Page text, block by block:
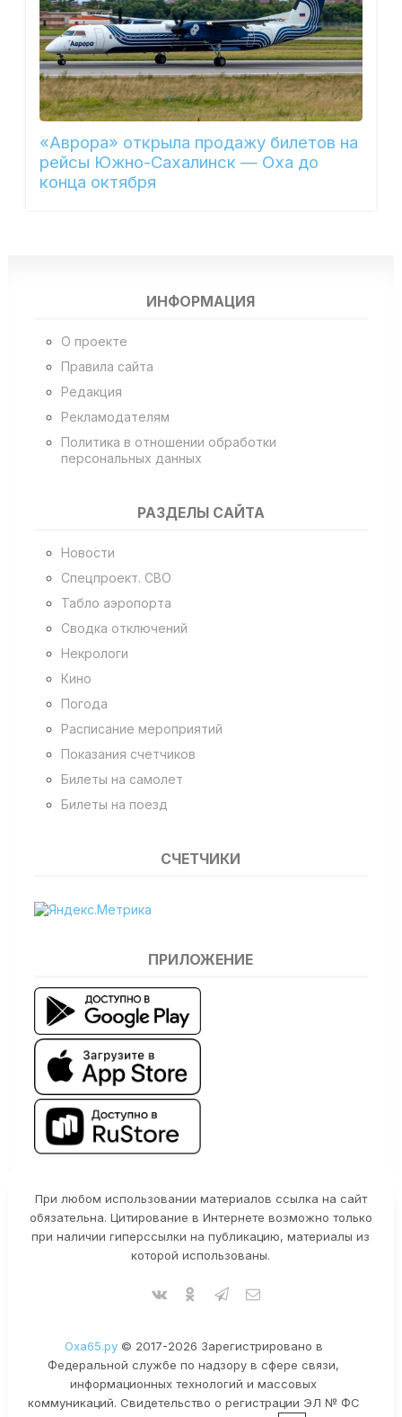
«Аврора» открыла продажу билетов на
рейсы Южно-Сахалинск — Оха до
конца октября
ИНФОРМАЦИЯ
О проекте
Правила сайта
Редакция
Рекламодателям
Политика в отношении обработки
персональных данных
РАЗДЕЛЫ САЙТА
Новости
Спецпроект. СВО
Табло аэропорта
Сводка отключений
Некрологи
Кино
Погода
Расписание мероприятий
Показания счетчиков
Билеты на самолет
Билеты на поезд
СЧЕТЧИКИ
ПРИЛОЖЕНИЕ
При любом использовании материалов ссылка на сайт
обязательна. Цитирование в Интернете возможно только
при наличии гиперссылки на публикацию, материалы из
которой использованы.
Оха65.ру© 2017-2026 Зарегистрировано в
Федеральной службе по надзору в сфере связи,
информационных технологий и массовых
коммуникаций. Свидетельство о регистрации ЭЛ № ФС